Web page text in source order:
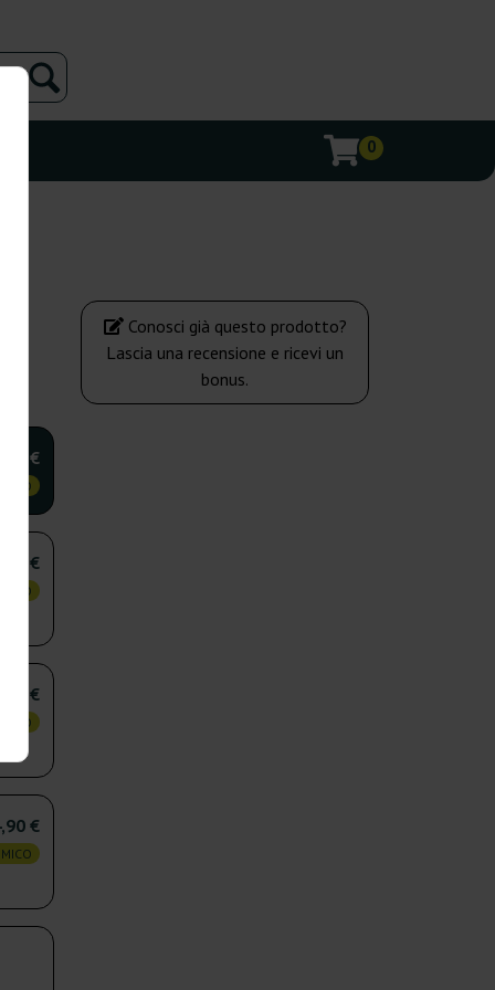
0
€
€
€
€
Conosci già questo prodotto?
Lascia una recensione e ricevi un
bonus.